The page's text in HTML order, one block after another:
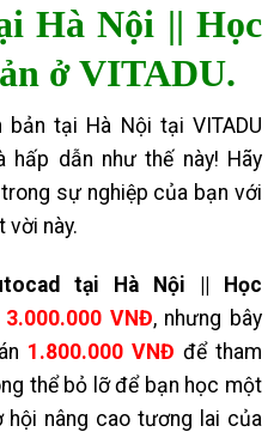
Hà Nội || Học
ở VITADU.
tại Hà Nội tại VITADU
hấp dẫn như thế này! Hãy
sự nghiệp của bạn với
vời này.
tại Hà Nội || Học
3.000.000 VNĐ, nhưng bây
1.800.000 VNĐ để tham
thể bỏ lỡ để bạn học một
hội nâng cao tương lai của